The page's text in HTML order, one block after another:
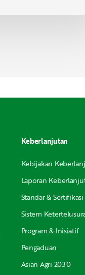
Keberlanjutan
Kebijakan
Laporan
Standar & Sertifikasi
Sistem
Program & Inisiatif
Pengaduan
Asian Agri 2030